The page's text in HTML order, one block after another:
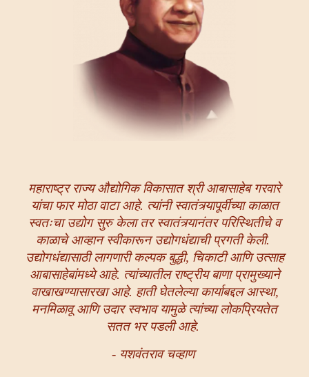
महाराष्ट्र राज्य औद्योगिक विकासात श्री आबासाहेब गरवारे
यांचा फार मोठा वाटा आहे. त्यांनी स्वातंत्र्यापूर्वीच्या काळात
स्वतःचा उद्योग सुरु केला तर स्वातंत्र्यानंतर परिस्थितीचे व
काळाचे आव्हान स्वीकारून उद्योगधंद्याची प्रगती केली.
उद्योगधंद्यासाठी लागणारी कल्पक बुद्धी, चिकाटी आणि उत्साह
आबासाहेबांमध्ये आहे. त्यांच्यातील राष्ट्रीय बाणा प्रामुख्याने
वाखाखण्यासारखा आहे. हाती घेतलेल्या कार्याबद्दल आस्था,
मनमिळावू आणि उदार स्वभाव यामुळे त्यांच्या लोकप्रियतेत
सतत भर पडली आहे.
- यशवंतराव चव्हाण